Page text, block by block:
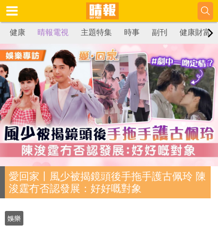
健康 晴報電視 主題特集 時事 副刊 健康財富
愛回家丨風少被揭鏡頭後手拖手護古佩玲 陳
浚霆冇否認發展：好好嘅對象
娛樂